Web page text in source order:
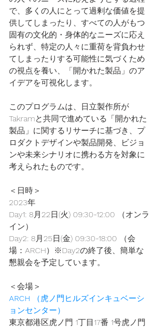
で、多くの人にとって過剰な価値を提
供してしまったり、すべての人がもつ
固有の文化的・身体的なニーズに応え
られず、特定の人々に重荷を背負わせ
てしまったりする可能性に気づくため
の視点を養い、「開かれた製品」のア
イデアを可視化します。
このプログラムは、日立製作所が
Takramと共同で進めている「開かれた
製品」に関するリサーチに基づき、プ
ロダクトデザインや製品開発、ビジョ
ンや未来シナリオに携わる方を対象に
考えられたものです。
＜日時＞
2023年
Day1: 8月22日(火) 09:30-12:00 （オンラ
イン）
Day2: 8月25日(金) 09:30-18:00 （会
場：ARCH）※Day2の終了後、簡単な
懇親会を予定しています。
＜会場＞
ARCH （虎ノ門ヒルズインキュベーシ
ョンセンター）
東京都港区虎ノ門 1丁目17番 1号虎ノ門